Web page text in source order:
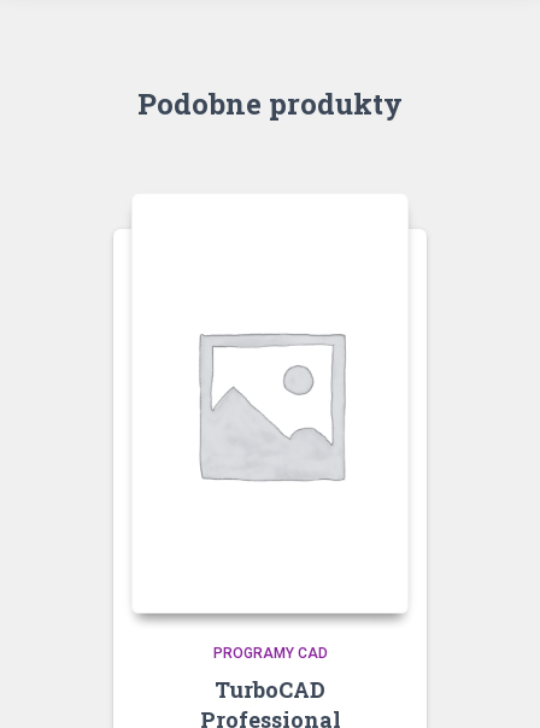
Podobne produkty
PROGRAMY CAD
TurboCAD
Professional